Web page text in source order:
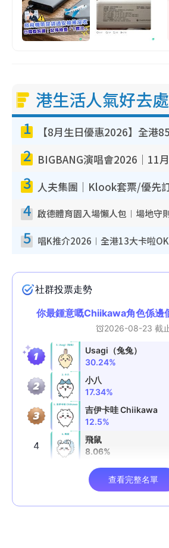
港生活人氣好去處
1
2
3
4
5